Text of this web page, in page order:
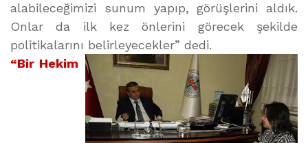
alabileceğimizi sunum yapıp, görüşlerini aldık.
Onlar da ilk kez önlerini görecek şekilde
politikalarını belirleyecekler” dedi.
“Bir Hekim